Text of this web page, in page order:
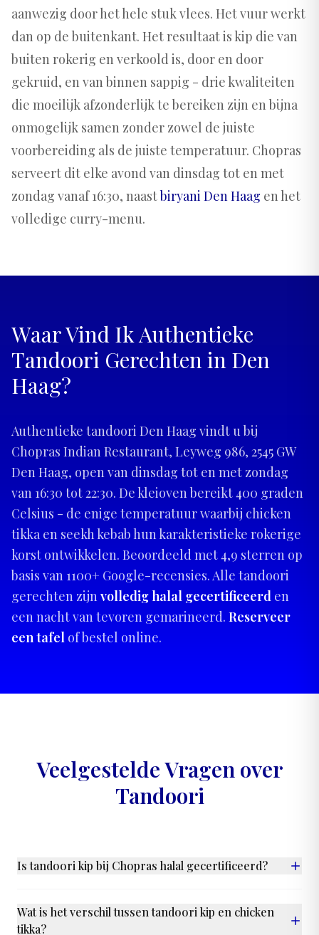
aanwezig door het hele stuk vlees. Het vuur werkt
dan op de buitenkant. Het resultaat is kip die van
buiten rokerig en verkoold is, door en door
gekruid, en van binnen sappig - drie kwaliteiten
die moeilijk afzonderlijk te bereiken zijn en bijna
onmogelijk samen zonder zowel de juiste
voorbereiding als de juiste temperatuur. Chopras
serveert dit elke avond van dinsdag tot en met
zondag vanaf 16:30, naastbiryani Den Haag en het
volledige curry-menu.
Waar Vind Ik Authentieke
Tandoori Gerechten in Den
Haag?
Authentieke tandoori Den Haag vindt u bij
Chopras Indian Restaurant, Leyweg 986, 2545 GW
Den Haag, open van dinsdag tot en met zondag
van 16:30 tot 22:30. De kleioven bereikt 400 graden
Celsius - de enige temperatuur waarbij chicken
tikka en seekh kebab hun karakteristieke rokerige
korst ontwikkelen. Beoordeeld met 4,9 sterren op
basis van 1100+ Google-recensies. Alle tandoori
gerechten zijnvolledig halal gecertificeerd en
een nacht van tevoren gemarineerd. Reserveer
een tafel of bestel online.
Veelgestelde Vragen over
Tandoori
Is tandoori kip bij Chopras halal gecertificeerd?
gecertificeerd. Alle kip en lam zijn uitsluitend afkomstig van
halal-gecertificeerde leveranciers. Er is geen niet-halal vlees
Wat is het verschil tussen tandoori kip en chicken
tikka?